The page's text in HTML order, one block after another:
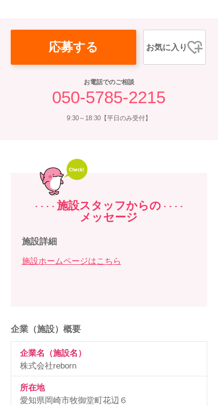
応募する お気に入り
お電話でのご相談
050-5785-2215
9:30～18:30【平日のみ受付】
施設スタッフからの
メッセージ
施設詳細
施設ホームページはこちら
企業（施設）概要
企業名（施設名）
株式会社reborn
所在地
愛知県岡崎市牧御堂町花辺６